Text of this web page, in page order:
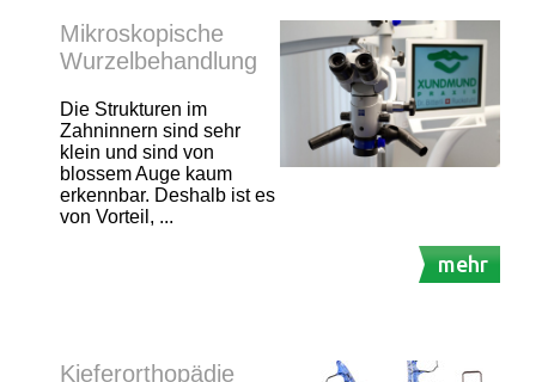
Mikroskopische
Wurzelbehandlung
Die Strukturen im
Zahninnern sind sehr
klein und sind von
blossem Auge kaum
erkennbar. Deshalb ist es
von Vorteil, ...
mehr
Kieferorthopädie